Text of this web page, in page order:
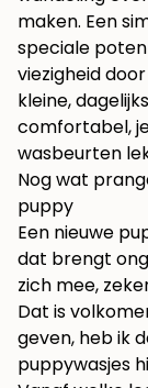
maken. Een
speciale
viezigheid
kleine,
comfortabel,
wasbeurten
Nog wat
puppy
Een nieuwe
dat brengt
zich mee,
Dat is
geven, heb ik
puppywasjes